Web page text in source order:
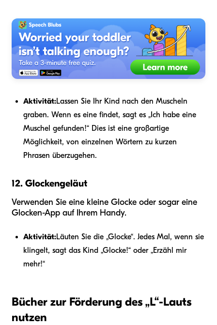
Aktivität:Lassen Sie Ihr Kind nach den Muscheln
graben. Wenn es eine findet, sagt es „Ich habe eine
Muschel gefunden!“ Dies ist eine großartige
Möglichkeit, von einzelnen Wörtern zu kurzen
Phrasen überzugehen.
12. Glockengeläut
Verwenden Sie eine kleine Glocke oder sogar eine
Glocken-App auf Ihrem Handy.
Aktivität:Läuten Sie die „Glocke“. Jedes Mal, wenn sie
klingelt, sagt das Kind „Glocke!“ oder „Erzähl mir
mehr!“
Bücher zur Förderung des „L“-Lauts
nutzen